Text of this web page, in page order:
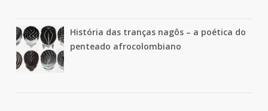
História das tranças nagôs – a poética do
penteado afrocolombiano